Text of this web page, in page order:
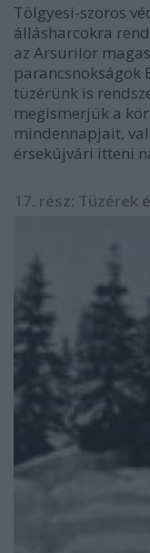
Tölgyesi-szoros
állásharcokra
az Arsurilor
parancsnokságok
tüzérünk is
megismerjük a
mindennapjait,
érsekújvári itteni
17. rész: Tüzérek